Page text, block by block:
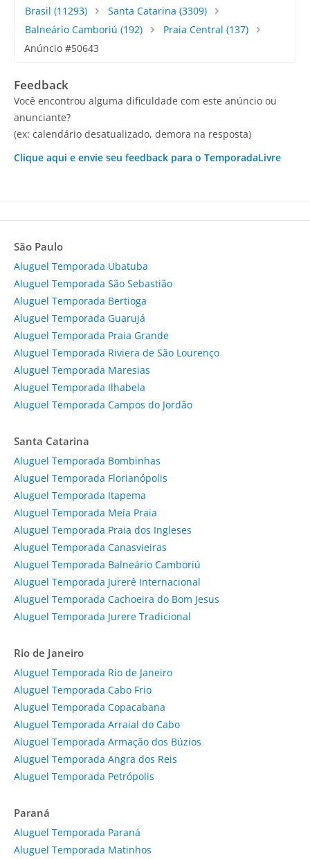
Brasil (11293) Santa Catarina (3309)
Balneário Camboriú (192) Praia Central (137)
Anúncio #50643
Feedback
Você encontrou alguma dificuldade com este anúncio ou
anunciante?
(ex: calendário desatualizado, demora na resposta)
Clique aqui e envie seu feedback para o TemporadaLivre
São Paulo
Aluguel Temporada Ubatuba
Aluguel Temporada São Sebastião
Aluguel Temporada Bertioga
Aluguel Temporada Guarujá
Aluguel Temporada Praia Grande
Aluguel Temporada Riviera de São Lourenço
Aluguel Temporada Maresias
Aluguel Temporada Ilhabela
Aluguel Temporada Campos do Jordão
Santa Catarina
Aluguel Temporada Bombinhas
Aluguel Temporada Florianópolis
Aluguel Temporada Itapema
Aluguel Temporada Meia Praia
Aluguel Temporada Praia dos Ingleses
Aluguel Temporada Canasvieiras
Aluguel Temporada Balneário Camboriú
Aluguel Temporada Jurerê Internacional
Aluguel Temporada Cachoeira do Bom Jesus
Aluguel Temporada Jurere Tradicional
Rio de Janeiro
Aluguel Temporada Rio de Janeiro
Aluguel Temporada Cabo Frio
Aluguel Temporada Copacabana
Aluguel Temporada Arraial do Cabo
Aluguel Temporada Armação dos Búzios
Aluguel Temporada Angra dos Reis
Aluguel Temporada Petrópolis
Paraná
Aluguel Temporada Paraná
Aluguel Temporada Matinhos